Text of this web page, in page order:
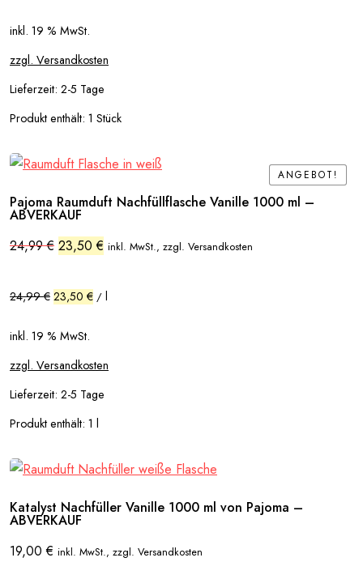
inkl. 19 % MwSt.
zzgl. Versandkosten
Lieferzeit: 2-5 Tage
Produkt enthält: 1 Stück
ANGEBOT!
ANGEBOT!
Pajoma Raumduft Nachfüllflasche Vanille 1000 ml –
ABVERKAUF
24,99€ Ursprünglicher
Preis
23,50€ Aktueller
Preis
inkl. MwSt., zzgl. Versandkosten
24,99€ 23,50 € / l
inkl. 19 % MwSt.
zzgl. Versandkosten
Lieferzeit: 2-5 Tage
Produkt enthält: 1 l
Katalyst Nachfüller Vanille 1000 ml von Pajoma –
ABVERKAUF
19,00€ inkl. MwSt., zzgl. Versandkosten